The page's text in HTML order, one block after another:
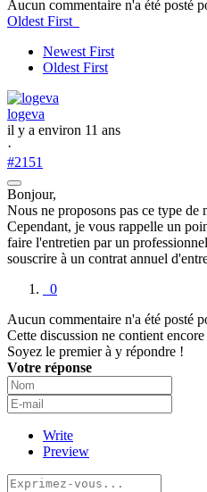
Aucun commentaire n'a été posté
Oldest First
Newest First
Oldest First
logeva
il y a environ 11 ans
·
#2151
Bonjour,
Nous ne proposons pas ce type de
Cependant, je vous rappelle un
faire l'entretien par un
souscrire à un contrat annuel
0
Aucun commentaire n'a été posté
Cette discussion ne contient
Soyez le premier à y répondre !
Votre réponse
Write
Preview